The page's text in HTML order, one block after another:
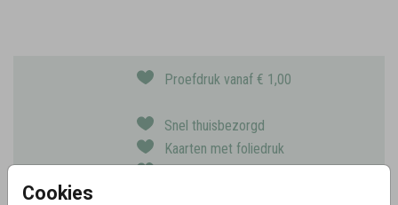
Cookies
Proefdruk vanaf € 1,00
Snel thuisbezorgd
Kaarten met foliedruk